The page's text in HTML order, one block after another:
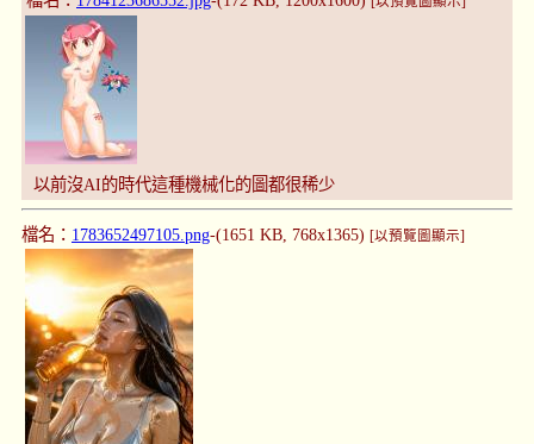
以前沒AI的時代這種機械化的圖都很稀少
檔名： 1783652497105.png-(1651 KB, 768x1365) [以預覽圖顯示]